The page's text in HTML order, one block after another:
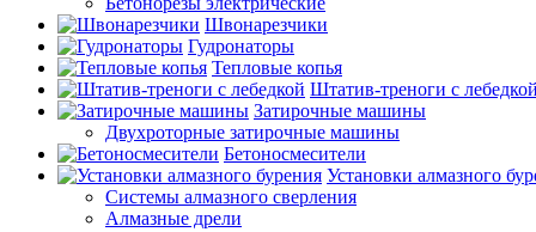
Швонарезчики
Гудронаторы
Тепловые копья
Штатив-треноги с лебедкой
Затирочные машины
Двухроторные затирочные машины
Бетоносмесители
Установки алмазного
Системы алмазного сверления
Алмазные дрели